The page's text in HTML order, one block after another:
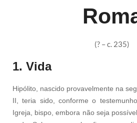
(? – c. 235)
1. Vida
Hipólito, nascido provavelmente na
II, teria sido, conforme o
Igreja, bispo, embora não seja